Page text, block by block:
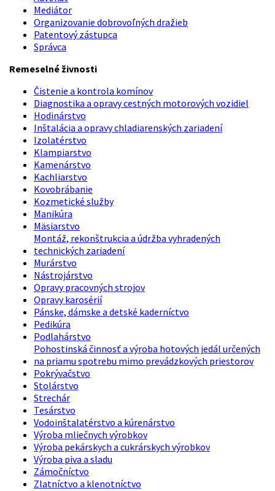
Mediátor
Organizovanie dobrovoľných dražieb
Patentový zástupca
Správca
Remeselné živnosti
Čistenie a kontrola komínov
Diagnostika a opravy cestných motorových vozidiel
Hodinárstvo
Inštalácia a opravy chladiarenských zariadení
Izolatérstvo
Klampiarstvo
Kamenárstvo
Kachliarstvo
Kovobrábanie
Kozmetické služby
Manikúra
Mäsiarstvo
Montáž, rekonštrukcia a údržba vyhradených
technických zariadení
Murárstvo
Nástrojárstvo
Opravy pracovných strojov
Opravy karosérií
Pánske, dámske a detské kaderníctvo
Pedikúra
Podlahárstvo
Pohostinská činnosť a výroba hotových jedál určených
na priamu spotrebu mimo prevádzkových priestorov
Pokrývačstvo
Stolárstvo
Strechár
Tesárstvo
Vodoinštalatérstvo a kúrenárstvo
Výroba mliečnych výrobkov
Výroba pekárskych a cukrárskych výrobkov
Výroba piva a sladu
Zámočníctvo
Zlatníctvo a klenotníctvo